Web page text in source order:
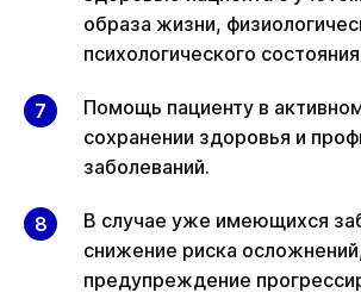
образа жизни,
психологического
Помощь пациенту в
сохранении здоровья и
заболеваний.
В случае уже имеющихся
снижение риска
предупреждение